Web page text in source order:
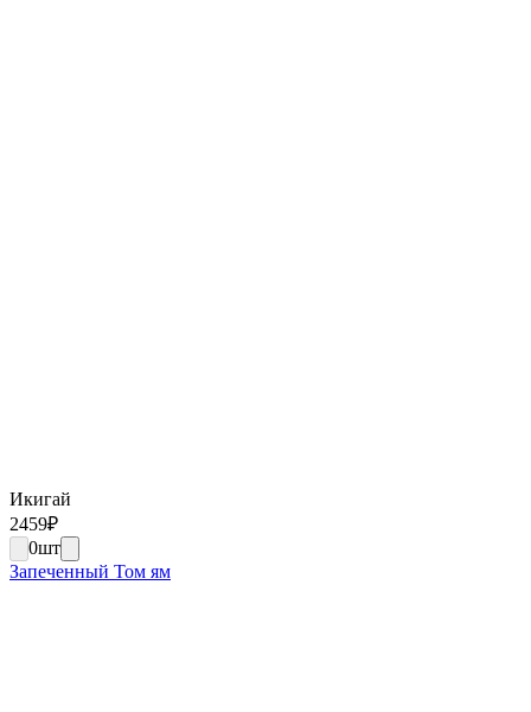
Икигай
2459₽
0шт
Запеченный Том ям